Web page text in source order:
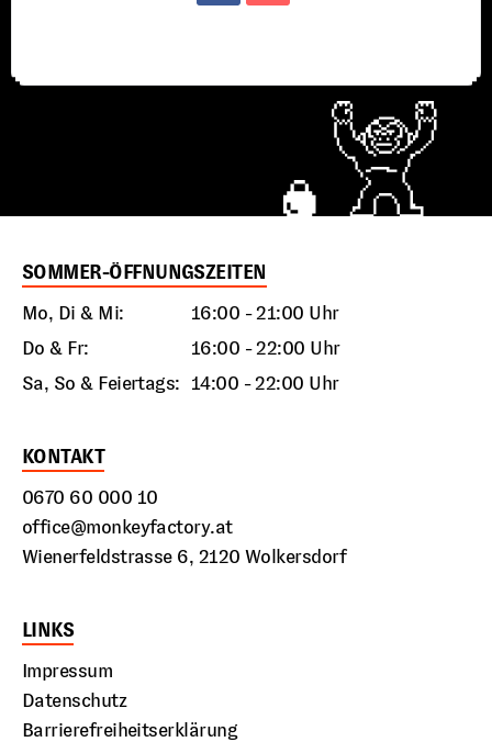
SOMMER-ÖFFNUNGSZEITEN
Mo, Di & Mi:
16:00 - 21:00 Uhr
Do & Fr:
16:00 - 22:00 Uhr
Sa, So & Feiertags: 14:00 - 22:00 Uhr
KONTAKT
0670 60 000 10
office@monkeyfactory.at
Wienerfeldstrasse 6, 2120 Wolkersdorf
LINKS
Impressum
Datenschutz
Barrierefreiheitserklärung